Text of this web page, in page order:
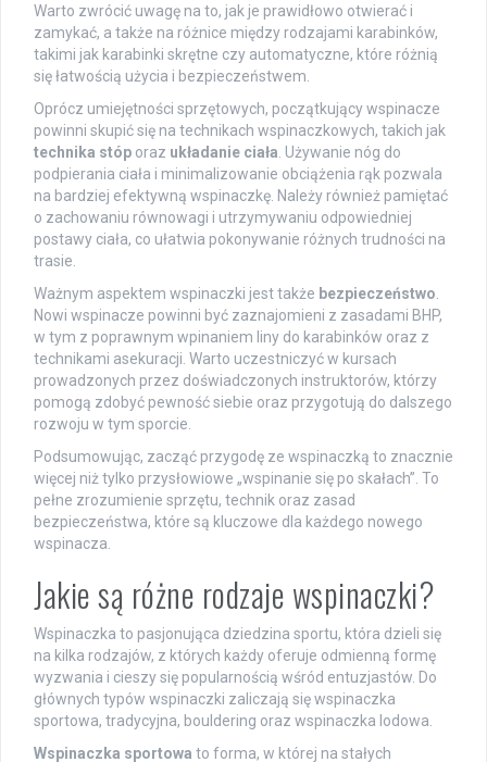
Warto zwrócić uwagę na to, jak je prawidłowo otwierać i
zamykać, a także na różnice między rodzajami karabinków,
takimi jak karabinki skrętne czy automatyczne, które różnią
się łatwością użycia i bezpieczeństwem.
Oprócz umiejętności sprzętowych, początkujący wspinacze
powinni skupić się na technikach wspinaczkowych, takich jak
technika stóp oraz układanie ciała . Używanie nóg do
podpierania ciała i minimalizowanie obciążenia rąk pozwala
na bardziej efektywną wspinaczkę. Należy również pamiętać
o zachowaniu równowagi i utrzymywaniu odpowiedniej
postawy ciała, co ułatwia pokonywanie różnych trudności na
trasie.
Ważnym aspektem wspinaczki jest także bezpieczeństwo
Nowi wspinacze powinni być zaznajomieni z zasadami BHP,
w tym z poprawnym wpinaniem liny do karabinków oraz z
technikami asekuracji. Warto uczestniczyć w kursach
prowadzonych przez doświadczonych instruktorów, którzy
pomogą zdobyć pewność siebie oraz przygotują do dalszego
rozwoju w tym sporcie.
Podsumowując, zacząć przygodę ze wspinaczką to znacznie
więcej niż tylko przysłowiowe „wspinanie się po skałach”. To
pełne zrozumienie sprzętu, technik oraz zasad
bezpieczeństwa, które są kluczowe dla każdego nowego
wspinacza.
Jakie są różne rodzaje wspinaczki?
Wspinaczka to pasjonująca dziedzina sportu, która dzieli się
na kilka rodzajów, z których każdy oferuje odmienną formę
wyzwania i cieszy się popularnością wśród entuzjastów. Do
głównych typów wspinaczki zaliczają się wspinaczka
sportowa, tradycyjna, bouldering oraz wspinaczka lodowa.
Wspinaczka sportowa to forma, w której na stałych